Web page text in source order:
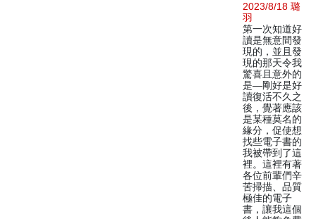
2023/8/18 璐
羽
第一次知道好
讀是無意間發
現的，並且發
現的那天令我
驚喜且意外的
是—剛好是好
讀復活不久之
後，覺著應該
是某種莫名的
緣分，促使想
找些電子書的
我被帶到了這
裡。這裡有著
各位前輩們辛
苦掃描、品質
極佳的電子
書，讓我這個